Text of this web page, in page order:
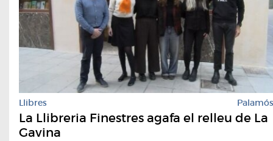
Llibres Palamós
La Llibreria Finestres agafa el relleu de La
Gavina